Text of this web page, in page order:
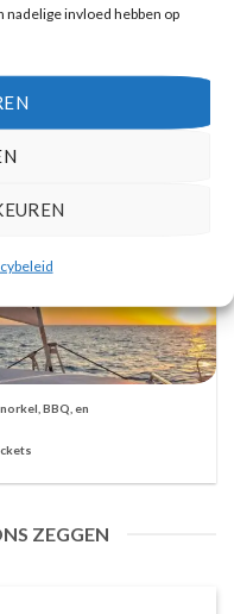
invloed hebben op
BBQ, en
ZEGGEN